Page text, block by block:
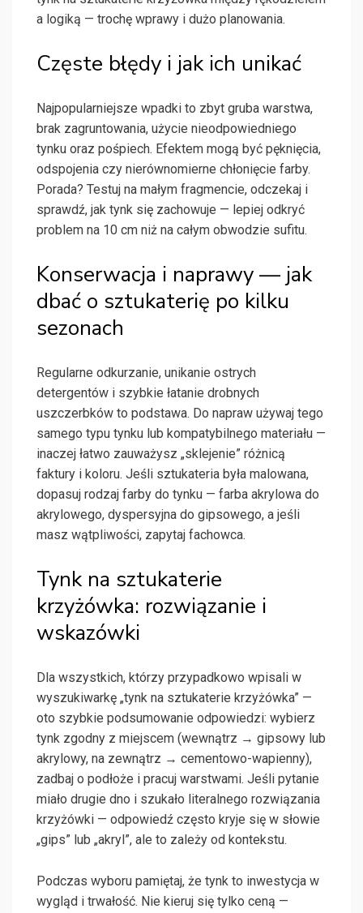
a logiką — trochę wprawy i dużo planowania.
Częste błędy i jak ich unikać
Najpopularniejsze wpadki to zbyt gruba warstwa,
brak zagruntowania, użycie nieodpowiedniego
tynku oraz pośpiech. Efektem mogą być pęknięcia,
odspojenia czy nierównomierne chłonięcie farby.
Porada? Testuj na małym fragmencie, odczekaj i
sprawdź, jak tynk się zachowuje — lepiej odkryć
problem na 10 cm niż na całym obwodzie sufitu.
Konserwacja i naprawy — jak
dbać o sztukaterię po kilku
sezonach
Regularne odkurzanie, unikanie ostrych
detergentów i szybkie łatanie drobnych
uszczerbków to podstawa. Do napraw używaj tego
samego typu tynku lub kompatybilnego materiału —
inaczej łatwo zauważysz „sklejenie” różnicą
faktury i koloru. Jeśli sztukateria była malowana,
dopasuj rodzaj farby do tynku — farba akrylowa do
akrylowego, dyspersyjna do gipsowego, a jeśli
masz wątpliwości, zapytaj fachowca.
Tynk na sztukaterie
krzyżówka: rozwiązanie i
wskazówki
Dla wszystkich, którzy przypadkowo wpisali w
wyszukiwarkę „tynk na sztukaterie krzyżówka” —
oto szybkie podsumowanie odpowiedzi: wybierz
tynk zgodny z miejscem (wewnątrz → gipsowy lub
akrylowy, na zewnątrz → cementowo-wapienny),
zadbaj o podłoże i pracuj warstwami. Jeśli pytanie
miało drugie dno i szukało literalnego rozwiązania
krzyżówki — odpowiedź często kryje się w słowie
„gips” lub „akryl”, ale to zależy od kontekstu.
Podczas wyboru pamiętaj, że tynk to inwestycja w
wygląd i trwałość. Nie kieruj się tylko ceną —